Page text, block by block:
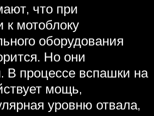
что при
к мотоблоку
оборудования
Но они
В процессе вспашки на
мощь,
уровню отвала,